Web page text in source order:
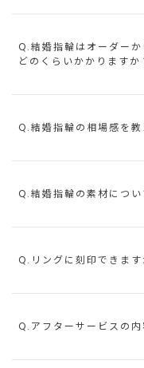
Q.結婚指輪はオーダー
どのくらいかかりますか
Q.結婚指輪の相場感を教
Q.結婚指輪の素材につい
Q.リングに刻印できます
Q.アフターサービスの内